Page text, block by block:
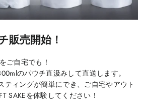
販売開始！
ご自宅でも！
のパウチ直汲みして直送します。
ティングが簡単にでき、ご自宅やアウト
SAKEを体験してください！